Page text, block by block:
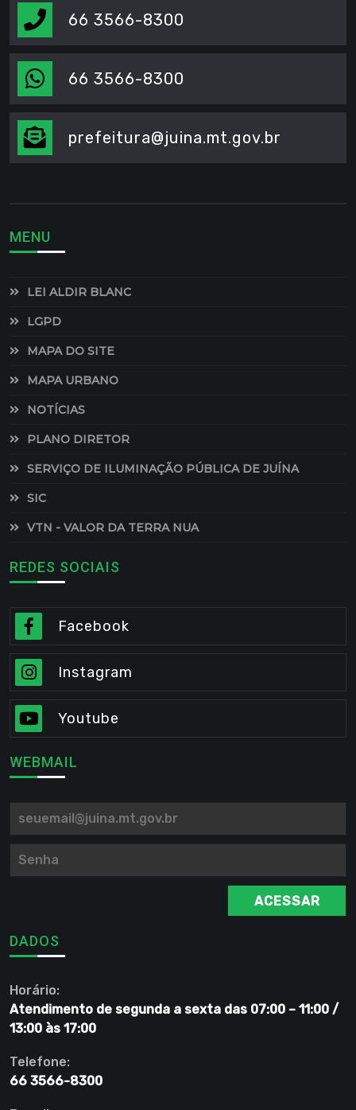
66 3566-8300
66 3566-8300
prefeitura@juina.mt.gov.br
MENU
LEI ALDIR BLANC
LGPD
MAPA DO SITE
MAPA URBANO
NOTÍCIAS
PLANO DIRETOR
SERVIÇO DE ILUMINAÇÃO PÚBLICA DE JUÍNA
SIC
VTN - VALOR DA TERRA NUA
REDES SOCIAIS
Facebook
Instagram
Youtube
WEBMAIL
ACESSAR
DADOS
Horário:
Atendimento de segunda a sexta das 07:00 – 11:00 /
13:00 às 17:00
Telefone:
66 3566-8300